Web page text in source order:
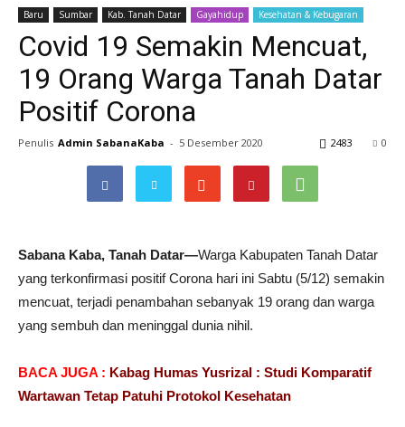
Baru Sumbar Kab. Tanah Datar Gayahidup Kesehatan & Kebugaran
Covid 19 Semakin Mencuat,
19 Orang Warga Tanah Datar
Positif Corona
Penulis Admin SabanaKaba - 5 Desember 2020 0
2483
Sabana Kaba, Tanah Datar—Warga Kabupaten Tanah Datar
yang terkonfirmasi positif Corona hari ini Sabtu (5/12) semakin
mencuat, terjadi penambahan sebanyak 19 orang dan warga
yang sembuh dan meninggal dunia nihil.
BACA JUGA : Kabag Humas Yusrizal : Studi Komparatif
Wartawan Tetap Patuhi Protokol Kesehatan